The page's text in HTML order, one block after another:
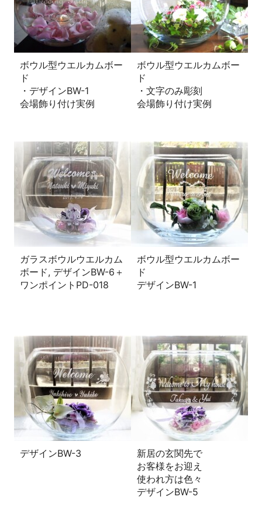
ボウル型ウエルカムボー
ド
・デザインBW-1
会場飾り付け実例
ボウル型ウエルカムボー
ド
・文字のみ彫刻
会場飾り付け実例
ガラスボウルウエルカム
ボード, デザインBW-6＋
ワンポイントPD-018
ボウル型ウエルカムボー
ド
デザインBW-1
デザインBW-3
新居の玄関先で
お客様をお迎え
使われ方は色々
デザインBW-5